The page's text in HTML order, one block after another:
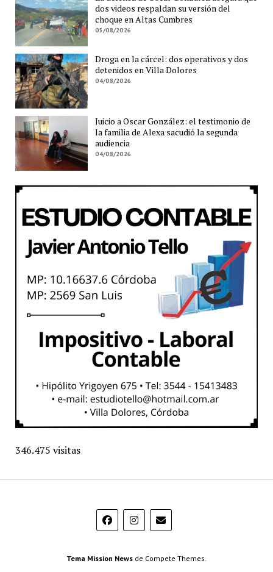
dos videos respaldan su versión del
choque en Altas Cumbres
05/08/2026
Droga en la cárcel: dos operativos y dos
detenidos en Villa Dolores
04/08/2026
Juicio a Oscar González: el testimonio de
la familia de Alexa sacudió la segunda
audiencia
04/08/2026
346.475 visitas
Tema Mission News de Compete Themes.